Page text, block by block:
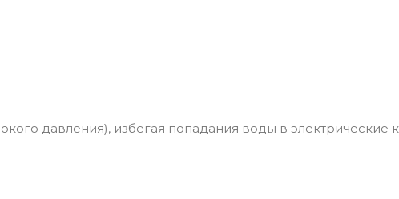
давления), избегая попадания воды в электрические